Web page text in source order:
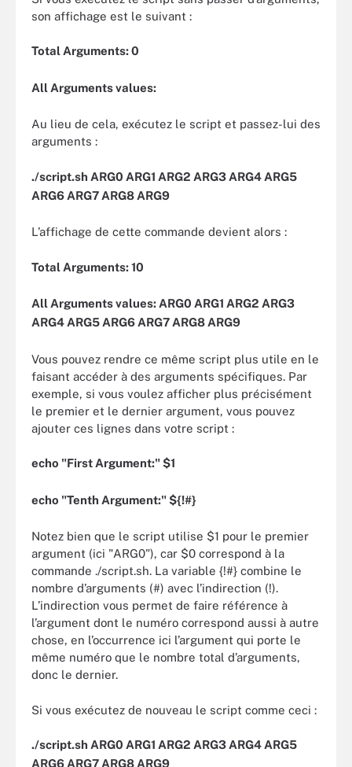
son affichage est le suivant :
Total Arguments: 0
All Arguments values:
Au lieu de cela, exécutez le script et passez-lui des
arguments :
./script.sh ARG0 ARG1 ARG2 ARG3 ARG4 ARG5
ARG6 ARG7 ARG8 ARG9
L’affichage de cette commande devient alors :
Total Arguments: 10
All Arguments values: ARG0 ARG1 ARG2 ARG3
ARG4 ARG5 ARG6 ARG7 ARG8 ARG9
Vous pouvez rendre ce même script plus utile en le
faisant accéder à des arguments spécifiques. Par
exemple, si vous voulez afficher plus précisément
le premier et le dernier argument, vous pouvez
ajouter ces lignes dans votre script :
echo "First Argument:" $1
echo "Tenth Argument:" ${!#}
Notez bien que le script utilise $1 pour le premier
argument (ici "ARG0"), car $0 correspond à la
commande ./script.sh. La variable {!#} combine le
nombre d’arguments (#) avec l’indirection (!).
L’indirection vous permet de faire référence à
l’argument dont le numéro correspond aussi à autre
chose, en l’occurrence ici l’argument qui porte le
même numéro que le nombre total d’arguments,
donc le dernier.
Si vous exécutez de nouveau le script comme ceci :
./script.sh ARG0 ARG1 ARG2 ARG3 ARG4 ARG5
ARG6 ARG7 ARG8 ARG9